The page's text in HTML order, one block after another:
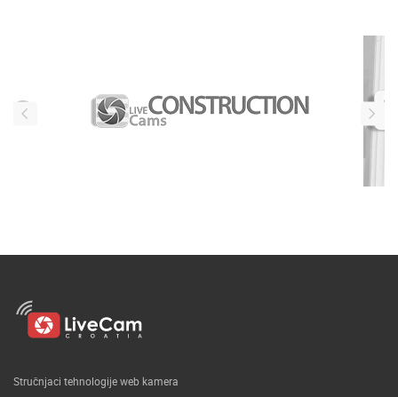
Stručnjaci tehnologije web kamera